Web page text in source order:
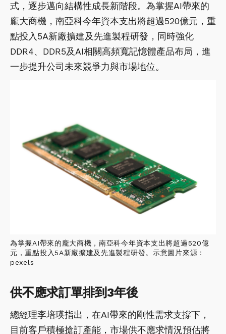
式，逐步邁向結構性成長新階段。為掌握AI帶來的
龐大商機，南亞科今年資本支出將超過520億元，重
點投入5A新廠擴建及先進製程研發，同時強化
DDR4、DDR5及AI相關高頻寬記憶體產品布局，進
一步提升公司未來競爭力與市場地位。
為掌握AI帶來的龐大商機，南亞科今年資本支出將超過520億
元，重點投入5A新廠擴建及先進製程研發。示意圖片來源：
pexels
供不應求訂單排到3年後
總經理李培瑛指出，在AI帶來的剛性需求支撐下，
目前客戶積極搶訂產能，市場供不應求情況預估將